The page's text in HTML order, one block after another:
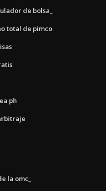
de bolsa_
total de pimco
ph
la omc_